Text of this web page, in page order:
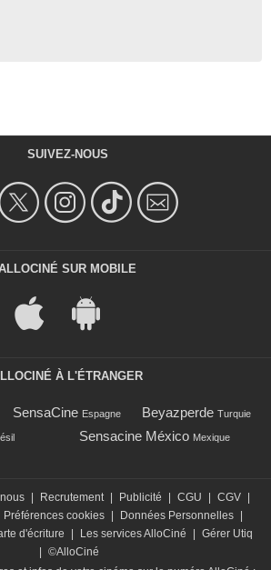
SUIVEZ-NOUS
SUR MOBILE
À L'ÉTRANGER
SensaCine Espagne Beyazperde Turquie
Sensacine México Mexique
| Recrutement | Publicité | CGU | CGV |
Préférences cookies | Données Personnelles |
d'écriture | Les services AlloCiné | Gérer Utiq
| ©AlloCiné